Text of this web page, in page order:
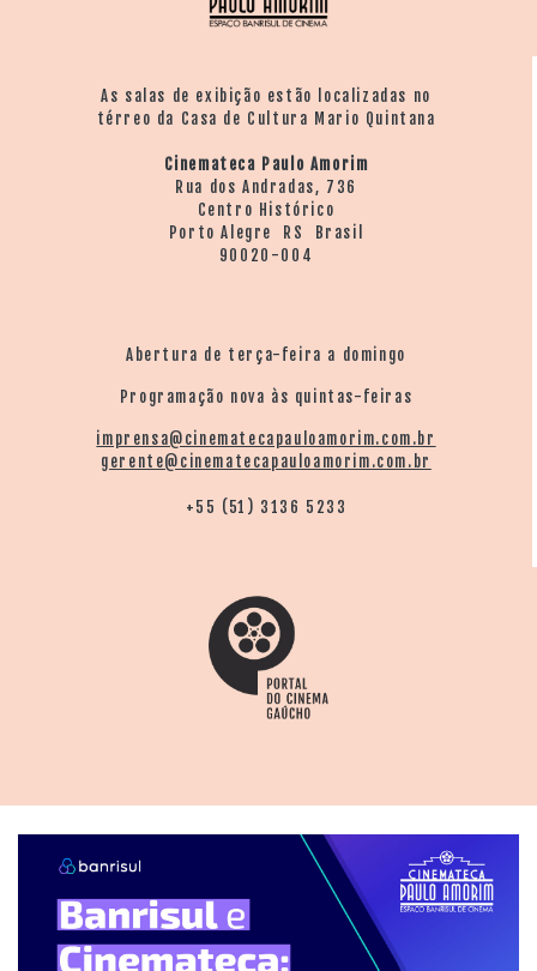
As salas de exibição estão localizadas no
térreo da Casa de Cultura Mario Quintana
Cinemateca Paulo Amorim
Rua dos Andradas, 736
Centro Histórico
Porto Alegre RS Brasil
90020-004
Abertura de terça-feira a domingo
Programação nova às quintas-feiras
imprensa@cinematecapauloamorim.com.br
gerente@cinematecapauloamorim.com.br
+55 (51) 3136 5233